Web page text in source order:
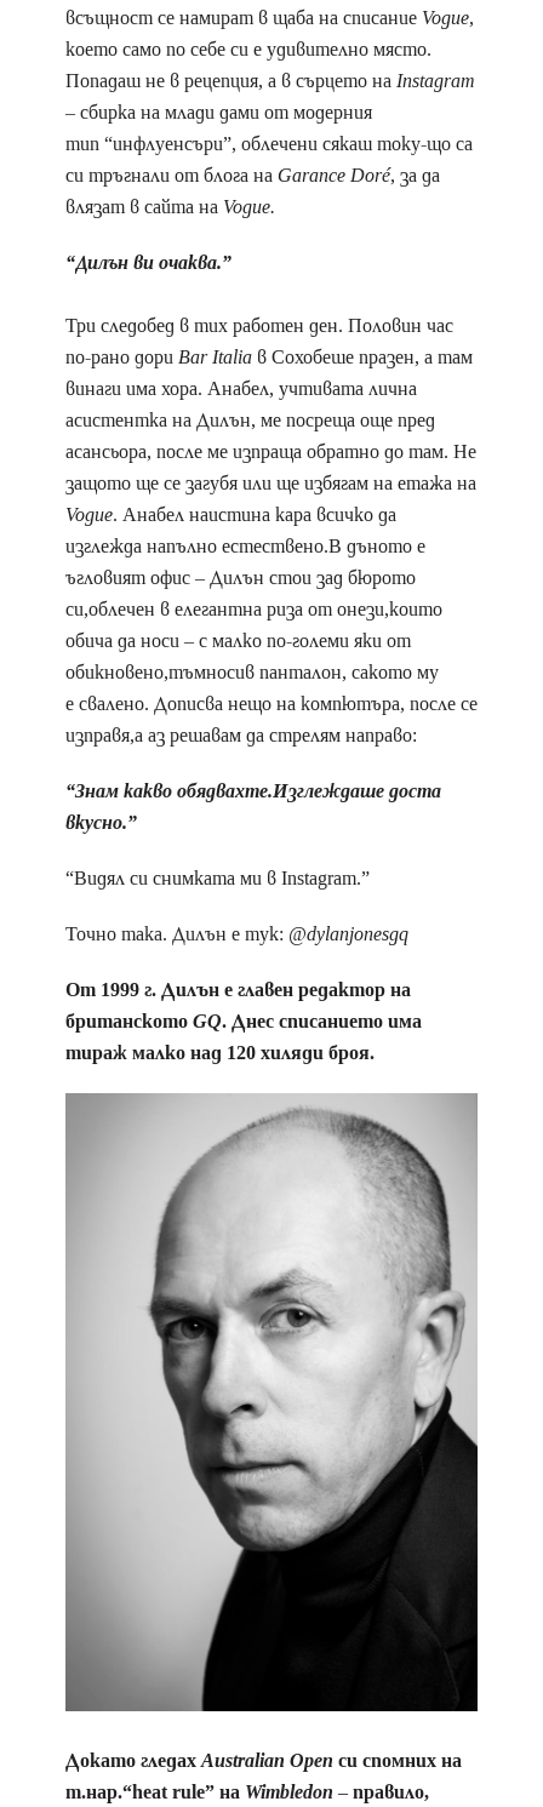
всъщност се намират в щаба на списание Vogue,
което само по себе си е удивително място.
Попадаш не в рецепция, а в сърцето наInstagram
– сбирка на млади дами от модерния
тип “инфлуенсъри”, облечени сякаш току-що са
си тръгнали от блога наGarance Doré, за да
влязат в сайта на Vogue.
“Дилън ви очаква.”
Три следобед в тих работен ден. Половин час
по-рано дориBar Italia в Сохобеше празен, а там
винаги има хора. Анабел, учтивата лична
асистентка на Дилън, ме посреща още пред
асансьора, после ме изпраща обратно до там. Не
защото ще се загубя или ще избягам на етажа на
Vogue. Анабел наистина кара всичко да
изглежда напълно естествено.В дъното е
ъгловият офис – Дилън стои зад бюрото
си,облечен в елегантна риза от онези,които
обича да носи – с малко по-големи яки от
обикновено,тъмносив панталон, сакото му
е свалено. Дописва нещо на компютъра, после се
изправя,а аз решавам да стрелям направо:
“Знам какво обядвахте.Изглеждаше доста
вкусно.”
“Видял си снимката ми в Instagram.”
Точно така. Дилън е тук: @dylanjonesgq
От 1999 г. Дилън е главен редактор на
британскотоGQ. Днес списанието има
тираж малко над 120 хиляди броя.
Докато гледахAustralian Open си спомних на
т.нар.“heat rule” на Wimbledon – правило,